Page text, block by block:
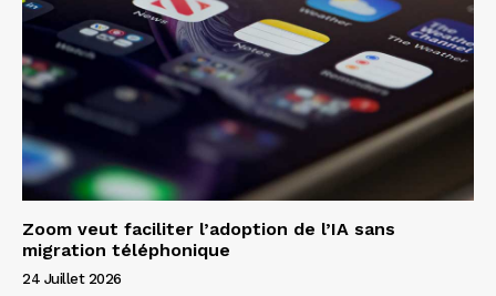
Zoom veut faciliter l’adoption de l’IA sans
migration téléphonique
24 Juillet 2026